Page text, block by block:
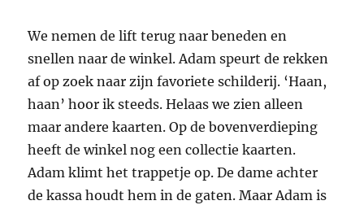
We nemen de lift terug naar beneden en
snellen naar de winkel. Adam speurt de rekken
af op zoek naar zijn favoriete schilderij. ‘Haan,
haan’ hoor ik steeds. Helaas we zien alleen
maar andere kaarten. Op de bovenverdieping
heeft de winkel nog een collectie kaarten.
Adam klimt het trappetje op. De dame achter
de kassa houdt hem in de gaten. Maar Adam is